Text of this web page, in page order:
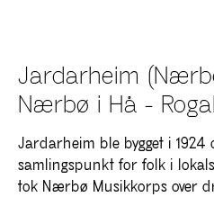
Jardarheim
Nærbø i Hå -
Jardarheim ble bygget i
samlingspunkt for folk i
tok Nærbø Musikkorps over